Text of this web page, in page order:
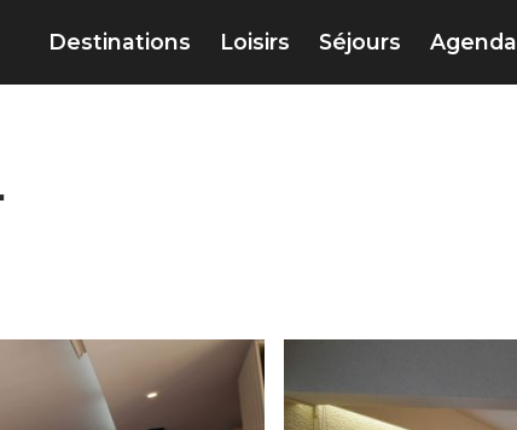
Destinations Loisirs Séjours Agenda